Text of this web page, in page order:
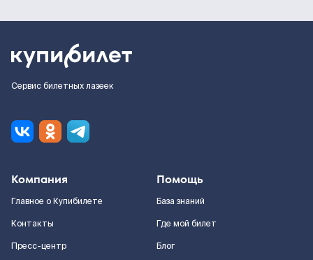
Сервис билетных лазеек
Компания
Главное о Купибилете
Контакты
Пресс-центр
Помощь
База знаний
Где мой билет
Блог